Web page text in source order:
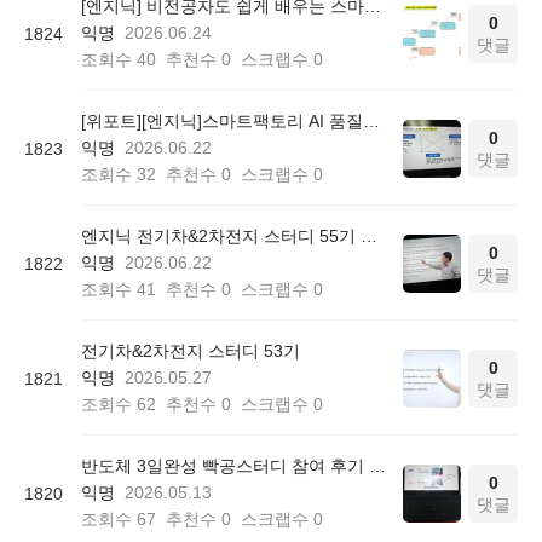
1824
[엔지닉] 비전공자도 쉽게 배우는 스마트팩토리 AI 품질관리 3일완성 온라인 무료스터디 후기
익명
2026.06.24
조회수 40 추천수 0 스크랩수 0
0
댓글
1823
[위포트][엔지닉]스마트팩토리 AI 품질관리 빡공스터디 55기 후기
익명
2026.06.22
조회수 32 추천수 0 스크랩수 0
0
댓글
1822
엔지닉 전기차&2차전지 스터디 55기 참여후기
익명
2026.06.22
조회수 41 추천수 0 스크랩수 0
0
댓글
1821
전기차&2차전지 스터디 53기
익명
2026.05.27
조회수 62 추천수 0 스크랩수 0
0
댓글
1820
반도체 3일완성 빡공스터디 참여 후기 학습일지 1
익명
2026.05.13
조회수 67 추천수 0 스크랩수 0
0
댓글